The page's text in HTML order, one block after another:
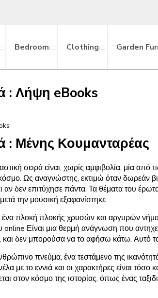
Bedroom Clothing Garden
: Λήψη eBooks
: Μένης Κουμανταρέας
σειρά είναι, χωρίς αμφιβολία, μία
Ως αναγνώστης, εκτιμώ όταν δωρεάν
αν δεν επιτύχησε πάντα. Τα θέματα του
την μουσική εξαφανίστηκε.
πλοκή πλοκής χρυσών και αργυρών
Είναι μια θερμή ανάγνωση που
δεν μπορούσα να το αφήσω κάτω. Αυτό το
πνεύμα, ένα τεστάμενο της
με το εννιά και οι χαρακτήρες είναι
στον κόσμο της ιστορίας, όπως ένας